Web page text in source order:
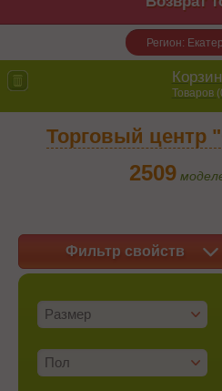
Регион:
Товаров (
Торговый центр
2509
Фильтр свойств
Размер
Пол